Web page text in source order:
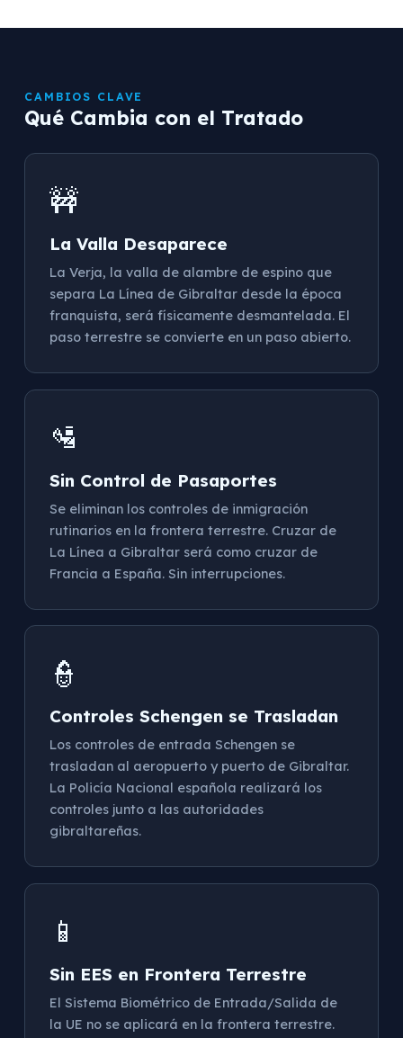
CAMBIOS CLAVE
Qué Cambia con el Tratado
🚧
La Valla Desaparece
La Verja, la valla de alambre de espino que
separa La Línea de Gibraltar desde la época
franquista, será físicamente desmantelada. El
paso terrestre se convierte en un paso abierto.
🛂
Sin Control de Pasaportes
Se eliminan los controles de inmigración
rutinarios en la frontera terrestre. Cruzar de
La Línea a Gibraltar será como cruzar de
Francia a España. Sin interrupciones.
👮
Controles Schengen se Trasladan
Los controles de entrada Schengen se
trasladan al aeropuerto y puerto de Gibraltar.
La Policía Nacional española realizará los
controles junto a las autoridades
gibraltareñas.
📱
Sin EES en Frontera Terrestre
El Sistema Biométrico de Entrada/Salida de
la UE no se aplicará en la frontera terrestre.